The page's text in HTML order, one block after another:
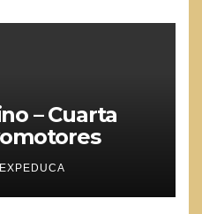
– Cuarta